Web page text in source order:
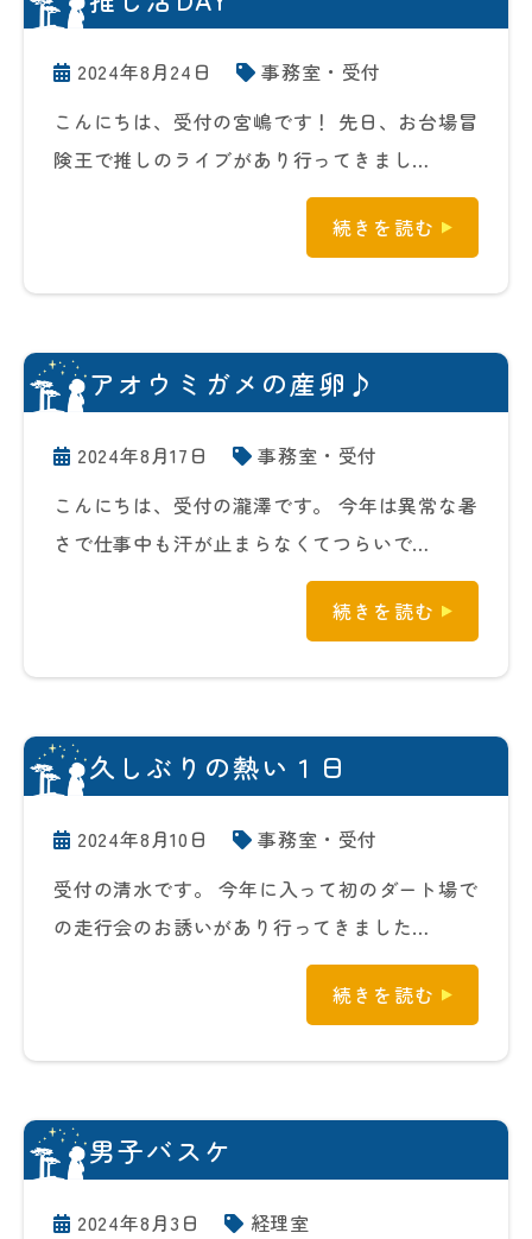
2024年8月24日
事務室・受付
こんにちは、受付の宮嶋です！ 先日、お台場冒
険王で推しのライブがあり行ってきまし…
続きを読む
アオウミガメの産卵♪
2024年8月17日
事務室・受付
こんにちは、受付の瀧澤です。 今年は異常な暑
さで仕事中も汗が止まらなくてつらいで…
続きを読む
久しぶりの熱い１日
2024年8月10日
事務室・受付
受付の清水です。 今年に入って初のダート場で
の走行会のお誘いがあり行ってきました…
続きを読む
男子バスケ
2024年8月3日
経理室